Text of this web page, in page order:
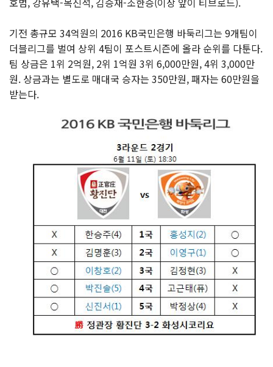
기전 총규모 34억원의 2016 KB국민은행 바둑리그는 9개팀이
더블리그를 벌여 상위 4팀이 포스트시즌에 올라 순위를 다툰다.
팀 상금은 1위 2억원, 2위 1억원 3위 6,000만원, 4위 3,000만
원. 상금과는 별도로 매대국 승자는 350만원, 패자는 60만원을
받는다.